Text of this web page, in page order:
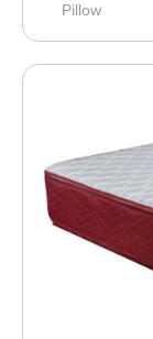
Pillow